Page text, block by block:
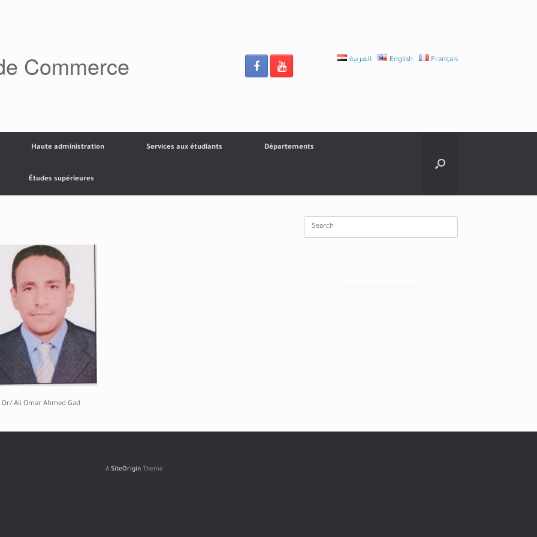
Commerce العربية English Français
Haute administration Services aux étudiants Départements
Études supérieures
Dr/ Ali Omar Ahmed Gad
Search
A SiteOrigin Theme